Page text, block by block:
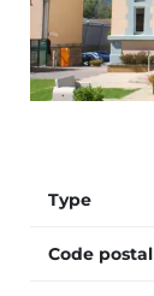
Type
Code postal